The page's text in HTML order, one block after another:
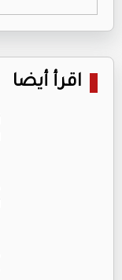
اقرأ أيضا